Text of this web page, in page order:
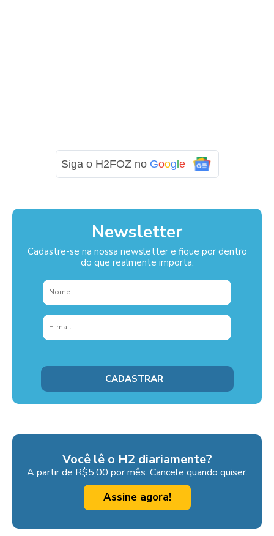
Siga o H2FOZ no Goog e
Newsletter
Cadastre-se na nossa newsletter e fique por dentro
do que realmente importa.
Você lê o H2 diariamente?
A partir de R$5,00 por mês. Cancele quando quiser.
Assine agora!